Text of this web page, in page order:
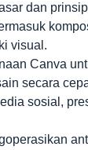
dan
visual.
Canva
secara
sosial,